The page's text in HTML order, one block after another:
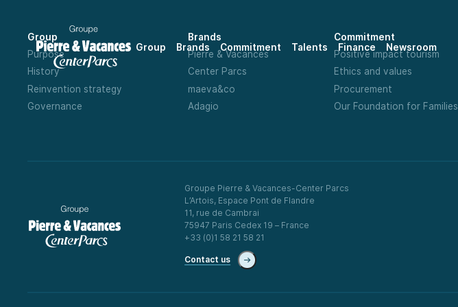
Group Brands Commitment Talents Finance Newsroom
Group
Purpose
History
Reinvention strategy
Governance
Brands
Pierre & Vacances
Center Parcs
maeva&co
Adagio
Commitment
Positive impact tourism
Ethics and values
Procurement
Our Foundation for Families
Groupe Pierre & Vacances-Center Parcs
L’Artois, Espace Pont de Flandre
11, rue de Cambrai
75947 Paris Cedex 19 – France
+33 (0)1 58 21 58 21
Contact us